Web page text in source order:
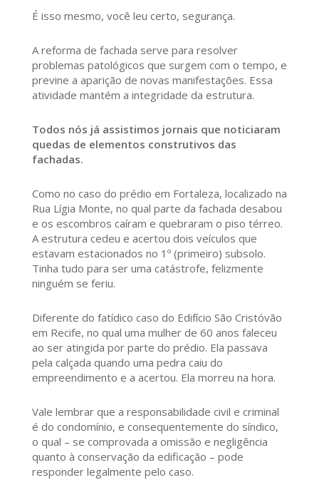
É isso mesmo, você leu certo, segurança.
A reforma de fachada serve para resolver
problemas patológicos que surgem com o tempo, e
previne a aparição de novas manifestações. Essa
atividade mantém a integridade da estrutura.
Todos nós já assistimos jornais que noticiaram
quedas de elementos construtivos das
fachadas.
Como no caso do prédio em Fortaleza, localizado na
Rua Lígia Monte, no qual parte da fachada desabou
e os escombros caíram e quebraram o piso térreo.
A estrutura cedeu e acertou dois veículos que
estavam estacionados no 1º (primeiro) subsolo.
Tinha tudo para ser uma catástrofe, felizmente
ninguém se feriu.
Diferente do fatídico caso do Edifício São Cristóvão
em Recife, no qual uma mulher de 60 anos faleceu
ao ser atingida por parte do prédio. Ela passava
pela calçada quando uma pedra caiu do
empreendimento e a acertou. Ela morreu na hora.
Vale lembrar que a responsabilidade civil e criminal
é do condomínio, e consequentemente do síndico,
o qual – se comprovada a omissão e negligência
quanto à conservação da edificação – pode
responder legalmente pelo caso.